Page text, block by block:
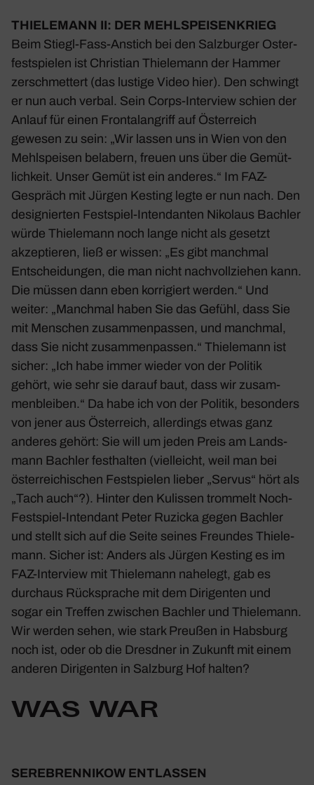
THIE­LE­MANN II: DER MEHL­SPEI­SEN­KRIEG
Beim Stiegl-Fass-Anstich bei den Salz­burger Oster­
fest­spielen ist Chris­tian Thie­le­mann der Hammer
zerschmet­tert (das lustige Video hier). Den schwingt
er nun auch verbal. Sein Corps-Inter­view schien der
Anlauf für einen Fron­tal­an­griff auf Öster­reich
gewesen zu sein: „Wir lassen uns in Wien von den
Mehl­speisen bela­bern, freuen uns über die Gemüt­
lich­keit. Unser Gemüt ist ein anderes.“ Im FAZ-
Gespräch mit Jürgen Kesting legte er nun nach. Den
desi­gnierten Fest­spiel-Inten­danten Niko­laus Bachler
würde Thie­le­mann noch lange nicht als gesetzt
akzep­tieren, ließ er wissen: „Es gibt manchmal
Entschei­dungen, die man nicht nach­voll­ziehen kann.
Die müssen dann eben korri­giert werden.“ Und
weiter: „Manchmal haben Sie das Gefühl, dass Sie
mit Menschen zusam­men­passen, und manchmal,
dass Sie nicht zusam­men­passen.“ Thie­le­mann ist
sicher: „Ich habe immer wieder von der Politik
gehört, wie sehr sie darauf baut, dass wir zusam­
men­bleiben.“ Da habe ich von der Politik, beson­ders
von jener aus Öster­reich, aller­dings etwas ganz
anderes gehört: Sie will um jeden Preis am Lands­
mann Bachler fest­halten (viel­leicht, weil man bei
öster­rei­chi­schen Fest­spielen lieber „Servus“ hört als
„Tach auch“?). Hinter den Kulissen trom­melt Noch-
Fest­spiel-Inten­dant Peter Ruzicka gegen Bachler
und stellt sich auf die Seite seines Freundes Thie­le­
mann. Sicher ist: Anders als Jürgen Kesting es im
FAZ-Inter­view mit Thie­le­mann nahe­legt, gab es
durchaus Rück­sprache mit dem Diri­genten und
sogar ein Treffen zwischen Bachler und Thie­le­mann.
Wir werden sehen, wie stark Preußen in Habs­burg
noch ist, oder ob die Dresdner in Zukunft mit einem
anderen Diri­genten in Salz­burg Hof halten?
WAS WAR
SEREBREN­NIKOW ENTLASSEN